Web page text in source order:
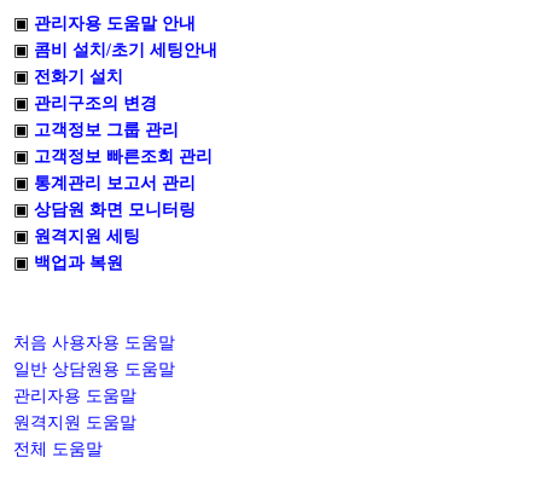
▣ 관리자용 도움말 안내
▣ 콤비 설치/초기 세팅안내
▣ 전화기 설치
▣ 관리구조의 변경
▣ 고객정보 그룹 관리
▣ 고객정보 빠른조회 관리
▣ 통계관리 보고서 관리
▣상담원 화면 모니터링
▣ 원격지원 세팅
▣ 백업과 복원
처음 사용자용 도움말
일반 상담원용 도움말
관리자용 도움말
원격지원 도움말
전체 도움말